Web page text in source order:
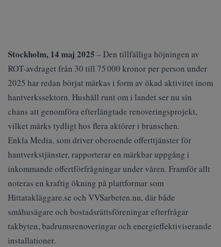
Stockholm, 14 maj 2025 – Den tillfälliga höjningen av
ROT-avdraget från 30 till 75 000 kronor per person under
2025 har redan börjat märkas i form av ökad aktivitet inom
hantverkssektorn. Hushåll runt om i landet ser nu sin
chans att genomföra efterlängtade renoveringsprojekt,
vilket märks tydligt hos flera aktörer i branschen.
Enkla Media, som driver oberoende offerttjänster för
hantverkstjänster, rapporterar en märkbar uppgång i
inkommande offertförfrågningar under våren. Framför allt
noteras en kraftig ökning på plattformar som
Hittatakläggare.se och VVSarbeten.nu, där både
småhusägare och bostadsrättsföreningar efterfrågar
takbyten, badrumsrenoveringar och energieffektiviserande
installationer.